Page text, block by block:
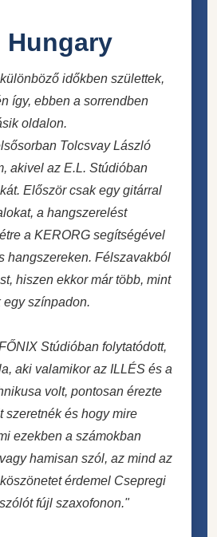
Hungary
időkben születtek,
így, ebben a sorrendben
oldalon.
Tolcsvay László
akivel az E.L. Stúdióban
Először csak egy gitárral
a hangszerelést
a KERORG segítségével
hangszereken. Félszavakból
hiszen ekkor már több, mint
színpadon.
Stúdióban folytatódott,
aki valamikor az ILLÉS és a
volt, pontosan érezte
szeretnék és hogy mire
ezekben a számokban
hamisan szól, az mind az
érdemel Csepregi
fújl szaxofonon."